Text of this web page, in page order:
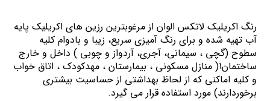
رنگ اكريليك لاتكس الوان از مرغوبترين رزين هاي اكريليك پايه
آب تهيه شده و برای رنگ آمیزی سریع، زیبا و بادوام کلیه
سطوح (گچی ، سیمانی، آجری، آردواز و چوبی ) داخل و خارج
ساختمان1( منازل مسكوني ، بيمارستان ، مهدكودك ، اتاق خواب
و كليه اماكني كه از لحاظ بهداشتي از حساسيت بيشتري
برخوردارند) مورد استفاده قرار می گیرد.